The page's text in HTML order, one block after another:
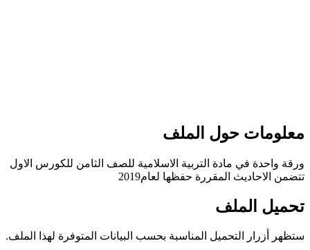
معلومات حول الملف
ورقة واحدة في مادة التربية الاسلامية للصف الثامن للكورس الاول
تتضمن الاحاديث المقررة حفظها لعام2019
تحميل الملف
ستظهر أزرار التحميل المناسبة بحسب البيانات المتوفرة لهذا الملف.